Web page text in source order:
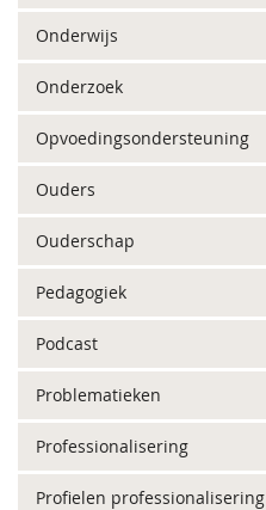
Onderwijs
Onderzoek
Opvoedingsondersteuning
Ouders
Ouderschap
Pedagogiek
Podcast
Problematieken
Professionalisering
Profielen professionalisering